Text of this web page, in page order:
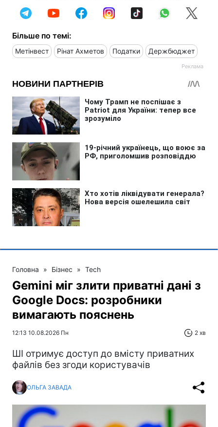
Більше по темі:
Метінвест Рінат Ахметов Податки Держбюджет
Головна » Бізнес » Tech
Gemini міг злити приватні дані з
Google Docs: розробники
вимагають пояснень
12:13 10.08.2026 Пн 2 хв
ШІ отримує доступ до вмісту приватних
файлів без згоди користувачів
ОЛЬГА ЗАВАДА